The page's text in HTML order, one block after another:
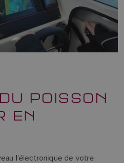
POISSON
EN
l'électronique de votre